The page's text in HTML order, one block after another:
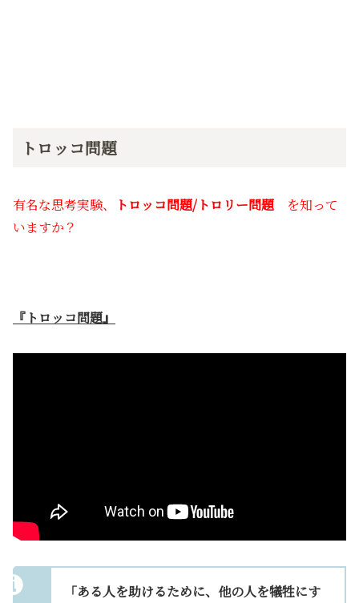
トロッコ問題
有名な思考実験、 トロッコ問題/トロリー問題を知って
いますか？
『トロッコ問題』
「ある人を助けるために、他の人を犠牲にす